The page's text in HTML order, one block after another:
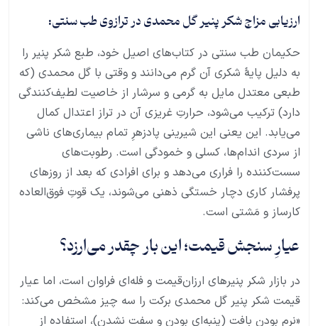
ارزیابی مزاج شکر پنیر گل محمدی در ترازوی طب سنتی:
حکیمان طب سنتی در کتاب‌های اصیل خود، طبع شکر پنیر را
به دلیل پایهٔ شکری آن گرم می‌دانند و وقتی با گل محمدی (که
طبعی معتدل مایل به گرمی و سرشار از خاصیت لطیف‌کنندگی
دارد) ترکیب می‌شود، حرارتِ غریزی آن در تراز اعتدال کمال
می‌یابد. این یعنی این شیرینی پادزهرِ تمام بیماری‌های ناشی
از سردی اندام‌ها، کسلی و خمودگی است. رطوبت‌های
سست‌کننده را فراری می‌دهد و برای افرادی که بعد از روزهای
پرفشار کاری دچار خستگی ذهنی می‌شوند، یک قوتِ فوق‌العاده
کارساز و مَشتی است.
عیارِ سنجش قیمت؛ این بار چقدر می‌ارزد؟
در بازار شکر پنیرهای ارزان‌قیمت و فله‌ای فراوان است، اما عیار
قیمت شکر پنیر گل محمدی برکت را سه چیز مشخص می‌کند:
«نرم بودن بافت (پنبه‌ای بودن و سفت نشدن)، استفاده از